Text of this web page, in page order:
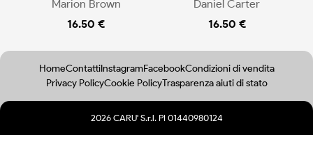
Marion Brown
16.50 €
Daniel Carter
16.50 €
HomeContattiInstagramFacebookCondizioni di vendita
Privacy PolicyCookie PolicyTrasparenza aiuti di stato
2026 CARU' S.r.l. PI 01440980124